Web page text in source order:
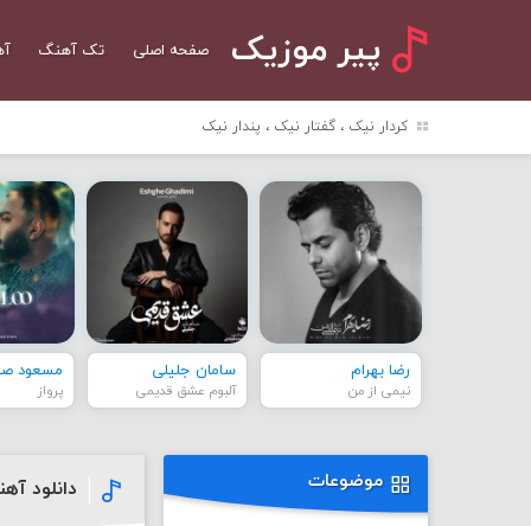
پیر موزیک صفحه اصلی تک آهنگ
کردار نیک ، گفتار نیک ، پندار نیک
رضا بهرام
نیمی از من
سامان جلیلی
آلبوم عشق قدیمی
مسعود
پرواز
دانلود موضوعات